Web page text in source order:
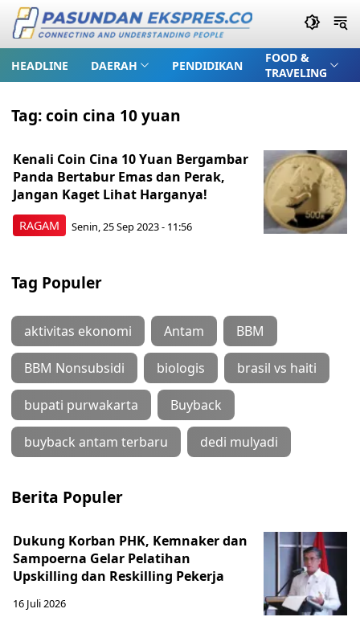
HEADLINE DAERAH PENDIDIKAN
FOOD &
TRAVELING
Tag:coin cina 10 yuan
RAGAM
Kenali Coin Cina 10 Yuan Bergambar
Panda Bertabur Emas dan Perak,
Jangan Kaget Lihat Harganya!
Senin, 25 Sep 2023 - 11:56
Tag Populer
aktivitas ekonomi Antam BBM
BBM Nonsubsidi biologis brasil vs haiti
bupati purwakarta Buyback
buyback antam terbaru dedi mulyadi
Berita Populer
Dukung Korban PHK, Kemnaker dan
Sampoerna Gelar Pelatihan
Upskilling dan Reskilling Pekerja
16 Juli 2026